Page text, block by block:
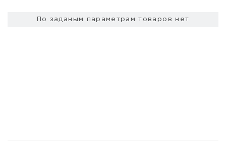
По заданым параметрам товаров нет